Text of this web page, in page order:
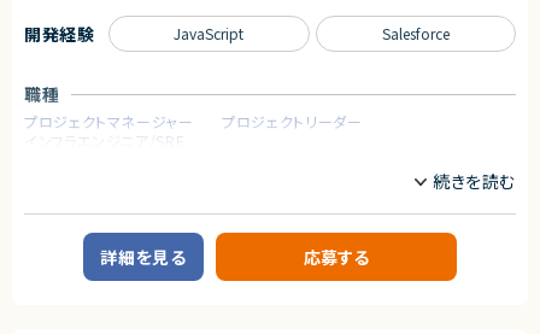
★ 管理会計の中核業務に関与し、経営判断を支えるやりがいのあるポジシ
ョンです
★ mcframe×BI活用で、業務改善・可視化スキルを高められる案件です
└ ExcelやPower BIを用いた分析・レポーティング経験を活かせます
・案件受注後のプロジェクトマネジメント、プロジェクト推進
・クライアントとの要件調整、課題整理、技術的な助言・支援
求めるスキル
【必須スキル】
・コンタクトセンター領域における業務改善・コンサルティング経験
・Amazon Connect／Genesys Cloud／NICE CXone いずれかに関する
【尚可スキル】
・COPC資格保有
・コンタクトセンターの立ち上げ・更改経験
職種
プロジェクトマネージャー
プロジェクトリーダー
インフラエンジニア/SRE
【案件概要】
ServiceNowのSPM（Strategic Portfolio Management）領域における構
築・導入を担当するエンジニア募集案件です。
SPM導入経験を活かし、ServiceNow上でのポートフォリオ管理基盤の構築
を担っていただきます。
開発経験 JavaScript Salesforce
詳細を見る 応募する